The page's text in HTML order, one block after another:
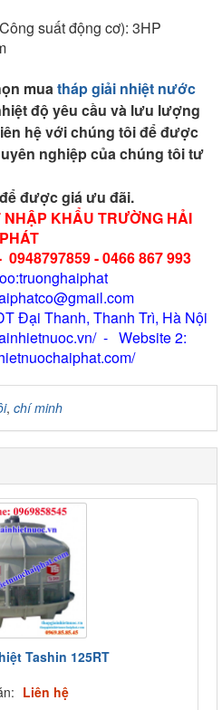
suất động cơ): 3HP
muatháp giải nhiệt nước
độ yêu cầu và lưu lượng
hệ với chúng tôi để được
nghiệp của chúng tôi tư
được giá ưu đãi.
NHẬP KHẨU TRƯỜNG HẢI
PHÁT
- 0466 867 993
Đại Thanh, Thanh Trì, Hà Nội
- Website 2:
, chí minh
Tashin 125RT
Liên hệ